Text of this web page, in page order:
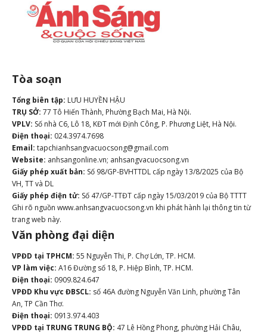
Tòa soạn
Tổng biên tập: LƯU HUYỀN HẬU
TRỤ SỞ: 77 Tô Hiến Thành, Phường Bạch Mai, Hà Nội.
VPLV: Số nhà C6, Lô 18, KĐT mới Định Công, P. Phương Liệt, Hà Nội.
Điện thoại: 024.3974.7698
Email: tapchianhsangvacuocsong@gmail.com
Website: anhsangonline.vn; anhsangvacuocsong.vn
Giấy phép xuất bản: Số 98/GP-BVHTTDL cấp ngày 13/8/2025 của Bộ
VH, TT và DL
Giấy phép điện tử: Số 47/GP-TTĐT cấp ngày 15/03/2019 của Bộ TTTT
Ghi rõ nguồn www.anhsangvacuocsong.vn khi phát hành lại thông tin từ
trang web này.
Văn phòng đại diện
VPĐD tại TPHCM: 55 Nguyễn Thi, P. Chợ Lớn, TP. HCM.
VP làm việc: A16 Đường số 18, P. Hiệp Bình, TP. HCM.
Điện thoại: 0909.824.647
VPĐD Khu vực ĐBSCL: số 46A đường Nguyễn Văn Linh, phường Tân
An, TP Cần Thơ.
Điện thoại: 0913.974.403
VPĐD tại TRUNG TRUNG BỘ: 47 Lê Hồng Phong, phường Hải Châu,